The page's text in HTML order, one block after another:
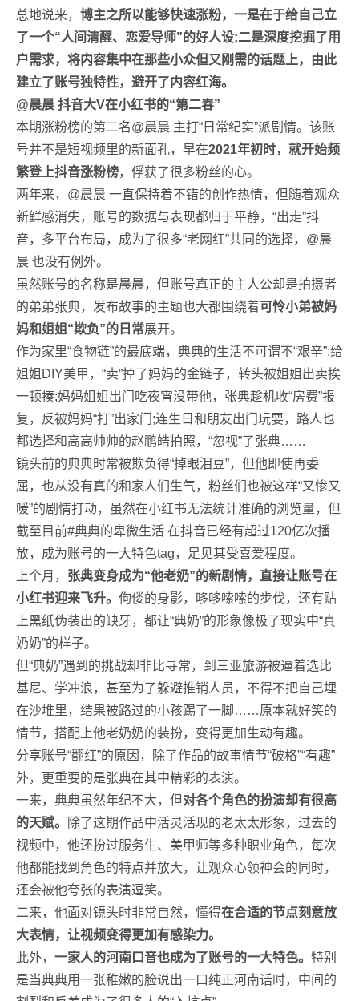
总地说来， 博主之所以能够快速涨粉，一是在于给自己立
了一个“人间清醒、恋爱导师”的好人设;二是深度挖掘了用
户需求，将内容集中在那些小众但又刚需的话题上，由此
建立了账号独特性，避开了内容红海。
@晨晨 抖音大V在小红书的“第二春”
本期涨粉榜的第二名@晨晨 主打“日常纪实”派剧情。该账
号并不是短视频里的新面孔，早在2021年初时，就开始频
繁登上抖音涨粉榜，俘获了很多粉丝的心。
两年来，@晨晨 一直保持着不错的创作热情，但随着观众
新鲜感消失，账号的数据与表现都归于平静，“出走”抖
音，多平台布局，成为了很多“老网红”共同的选择，@晨
晨 也没有例外。
虽然账号的名称是晨晨，但账号真正的主人公却是拍摄者
的弟弟张典，发布故事的主题也大都围绕着可怜小弟被妈
妈和姐姐“欺负”的日常展开。
作为家里“食物链”的最底端，典典的生活不可谓不“艰辛”:给
姐姐DIY美甲，“卖”掉了妈妈的金链子，转头被姐姐出卖挨
一顿揍;妈妈姐姐出门吃夜宵没带他，张典趁机收“房费”报
复，反被妈妈“打”出家门;连生日和朋友出门玩耍，路人也
都选择和高高帅帅的赵鹏皓拍照，“忽视”了张典……
镜头前的典典时常被欺负得“掉眼泪豆”，但他即使再委
屈，也从没有真的和家人们生气，粉丝们也被这样“又惨又
暖”的剧情打动，虽然在小红书无法统计准确的浏览量，但
截至目前#典典的卑微生活 在抖音已经有超过120亿次播
放，成为账号的一大特色tag，足见其受喜爱程度。
上个月， 张典变身成为“他老奶”的新剧情，直接让账号在
小红书迎来飞升。 佝偻的身影，哆哆嗦嗦的步伐，还有贴
上黑纸伪装出的缺牙，都让“典奶”的形象像极了现实中“真
奶奶”的样子。
但“典奶”遇到的挑战却非比寻常，到三亚旅游被逼着选比
基尼、学冲浪，甚至为了躲避推销人员，不得不把自己埋
在沙堆里，结果被路过的小孩踢了一脚……原本就好笑的
情节，搭配上他老奶奶的装扮，变得更加生动有趣。
分享账号“翻红”的原因，除了作品的故事情节“破格”“有趣”
外，更重要的是张典在其中精彩的表演。
一来，典典虽然年纪不大，但对各个角色的扮演却有很高
的天赋。
除了这期作品中活灵活现的老太太形象，过去的
视频中，他还扮过服务生、美甲师等多种职业角色，每次
他都能找到角色的特点并放大，让观众心领神会的同时，
还会被他夸张的表演逗笑。
二来，他面对镜头时非常自然，懂得在合适的节点刻意放
大表情，让视频变得更加有感染力。
此外， 一家人的河南口音也成为了账号的一大特色。 特别
是当典典用一张稚嫩的脸说出一口纯正河南话时，中间的